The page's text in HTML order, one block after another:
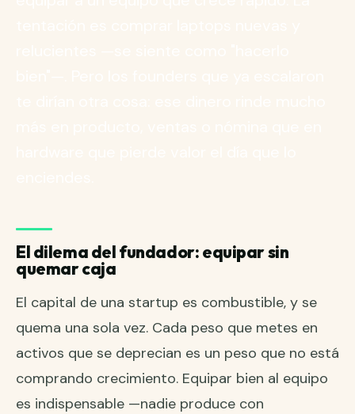
El dilema del fundador: equipar sin
quemar caja
El capital de una startup es combustible, y se
quema una sola vez. Cada peso que metes en
activos que se deprecian es un peso que no está
comprando crecimiento. Equipar bien al equipo
es indispensable —nadie produce con